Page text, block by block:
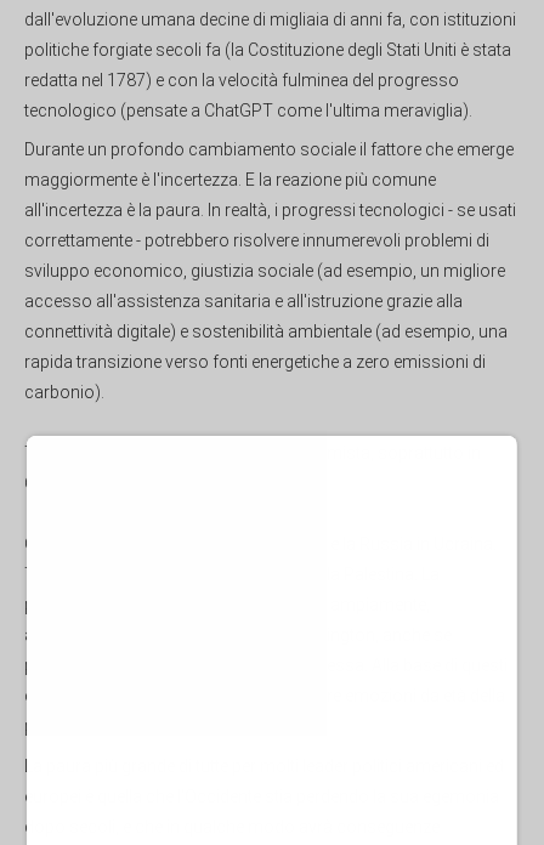
dall'evoluzione umana decine di migliaia di anni fa, con istituzioni
politiche forgiate secoli fa (la Costituzione degli Stati Uniti è stata
redatta nel 1787) e con la velocità fulminea del progresso
tecnologico (pensate a ChatGPT come l'ultima meraviglia).
Durante un profondo cambiamento sociale il fattore che emerge
maggiormente è l'incertezza. E la reazione più comune
all'incertezza è la paura. In realtà, i progressi tecnologici - se usati
correttamente - potrebbero risolvere innumerevoli problemi di
sviluppo economico, giustizia sociale (ad esempio, un migliore
accesso all'assistenza sanitaria e all'istruzione grazie alla
connettività digitale) e sostenibilità ambientale (ad esempio, una
rapida transizione verso fonti energetiche a zero emissioni di
carbonio).
Tuttavia, oggi l'umore è tutt'altro che ottimista, soprattutto in
Occidente.
Guerre aperte infuriano. Tra gli Stati Uniti e la Russia in Ucraina.
Tra Israele (sostenuta dagli Stati Uniti) e la Palestina. La
possibilità di una guerra tra Usa e Cina è ampiamente,
apertamente e persino invocata a Washington, anche se
potrebbe significare la fine della civiltà stessa. Alla base di questi
conflitti c'è la paura, costruita sulle nostre emozioni da età della
pietra.
La paura più grande di tutte per molti leader politici americani ed
europei è quella che l'Occidente stia perdendo la sua egemonia
dopo secoli, e che in qualche modo avrà conseguenze